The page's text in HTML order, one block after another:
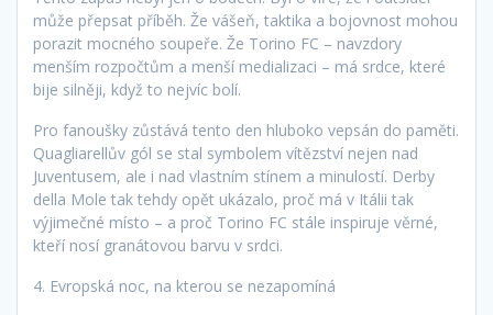
může přepsat příběh. Že vášeň, taktika a bojovnost mohou
porazit mocného soupeře. Že Torino FC – navzdory
menším rozpočtům a menší medializaci – má srdce, které
bije silněji, když to nejvíc bolí.
Pro fanoušky zůstává tento den hluboko vepsán do paměti.
Quagliarellův gól se stal symbolem vítězství nejen nad
Juventusem, ale i nad vlastním stínem a minulostí. Derby
della Mole tak tehdy opět ukázalo, proč má v Itálii tak
výjimečné místo – a proč Torino FC stále inspiruje věrné,
kteří nosí granátovou barvu v srdci.
4. Evropská noc, na kterou se nezapomíná